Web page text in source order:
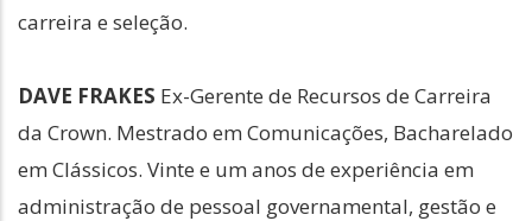
carreira e seleção.
DAVE FRAKES Ex-Gerente de Recursos de Carreira
da Crown. Mestrado em Comunicações, Bacharelado
em Clássicos. Vinte e um anos de experiência em
administração de pessoal governamental, gestão e